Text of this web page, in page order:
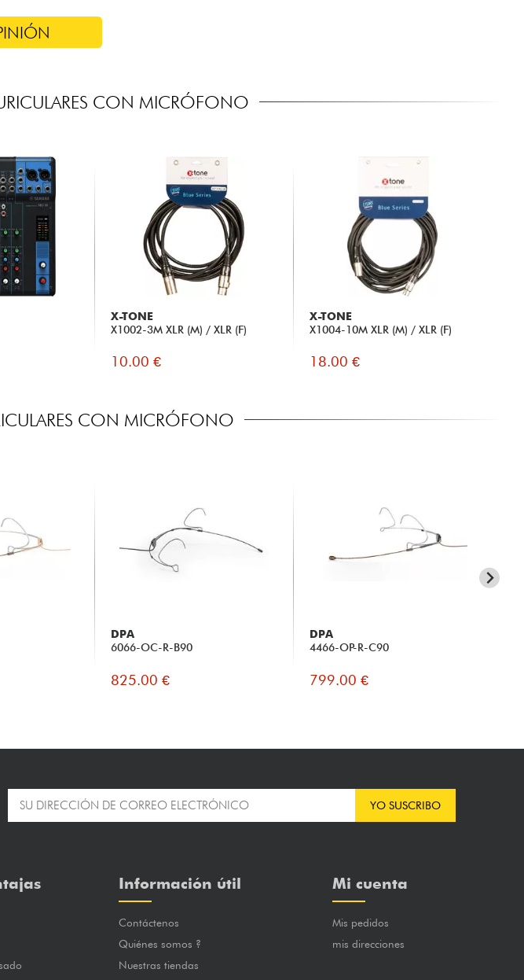
CON MICRÓFONO
X-TONE
X1002-3M XLR (M) / XLR (F)
10.00 €
X-TONE
X1004-10M XLR (M) / XLR (F)
18.00 €
CON MICRÓFONO
DPA
6066-OC-R-B90
825.00 €
DPA
4466-OP-R-C90
799.00 €
YO SUSCRIBO
Información útil
Contáctenos
Quiénes somos ?
Nuestras tiendas
Mi cuenta
Mis pedidos
mis direcciones